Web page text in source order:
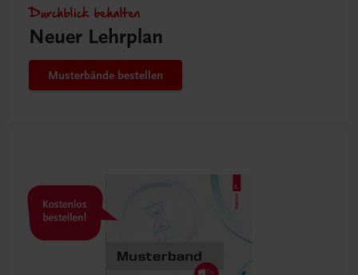
Durchblick behalten
Neuer Lehrplan
Musterbände bestellen